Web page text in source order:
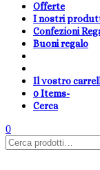
Offerte
I nostri
Confezioni
Buoni regalo
Il vostro
0 Items-
Cerca
0shopping-
basket
Area
Clienti
search
cambia
lingua
Carrello
Cerca: